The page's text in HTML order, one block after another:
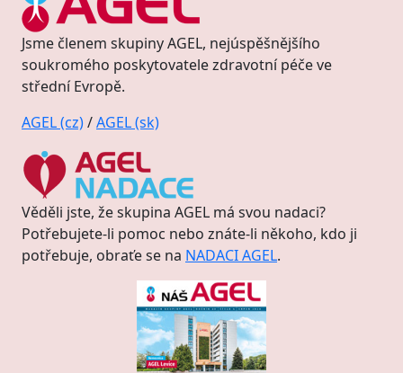
Jsme členem skupiny AGEL, nejúspěšnějšího
soukromého poskytovatele zdravotní péče ve
střední Evropě.
AGEL (cz)/AGEL (sk)
Věděli jste, že skupina AGEL má svou nadaci?
Potřebujete-li pomoc nebo znáte-li někoho, kdo ji
potřebuje, obraťe se na NADACI AGEL.